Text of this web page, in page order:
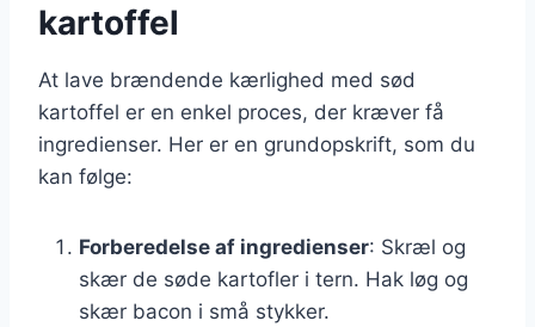
kartoffel
At lave brændende kærlighed med sød
kartoffel er en enkel proces, der kræver få
ingredienser. Her er en grundopskrift, som du
kan følge:
Forberedelse af ingredienser: Skræl og
skær de søde kartofler i tern. Hak løg og
skær bacon i små stykker.